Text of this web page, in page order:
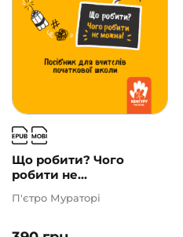
Що робити? Чого
робити не...
П'єтро Мураторі